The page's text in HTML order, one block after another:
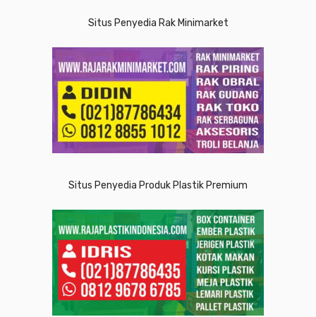
Situs Penyedia Rak Minimarket
Situs Penyedia Produk Plastik Premium